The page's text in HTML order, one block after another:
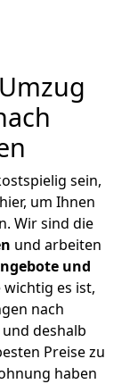
sein,
um Ihnen
Wir sind die
und arbeiten
und
es ist,
nach
deshalb
Preise zu
haben